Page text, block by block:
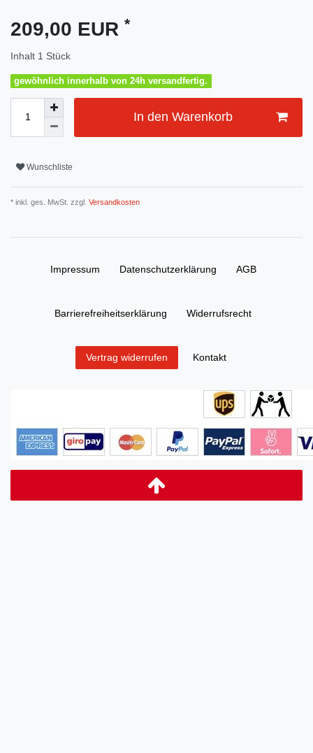
209,00 EUR *
Inhalt 1 Stück
gewöhnlich innerhalb von 24h versandfertig.
In den Warenkorb
Wunschliste
* inkl. ges. MwSt. zzgl. Versandkosten
Impressum Daten­schutz­erklärung AGB
Barrierefreiheitserklärung Widerrufs­recht
Vertrag widerrufen Kontakt